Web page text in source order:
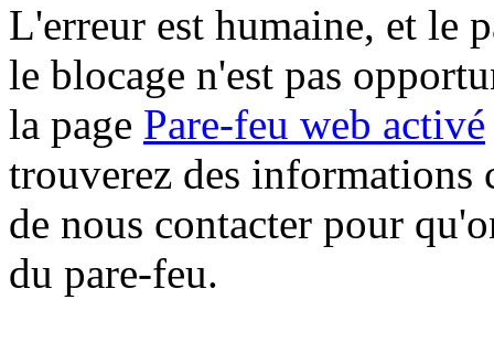
L'erreur est humaine, et le
le blocage n'est pas
la page Pare-feu web activé
trouverez des informations
de nous contacter pour
du pare-feu.